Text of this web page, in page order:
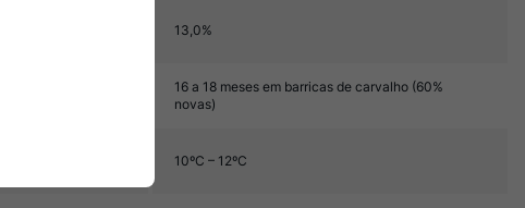
13,0%
16 a 18 meses em barricas de carvalho (60%
novas)
10ºC – 12ºC